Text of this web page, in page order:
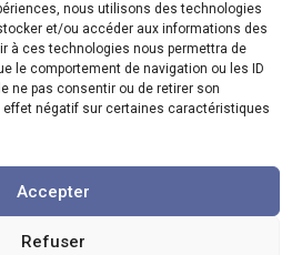
nous utilisons des technologies
et/ou accéder aux informations des
à ces technologies nous permettra de
le comportement de navigation ou les ID
ne pas consentir ou de retirer son
négatif sur certaines caractéristiques
Accepter
Refuser
de vente